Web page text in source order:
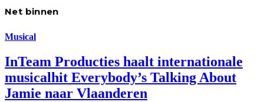
Net binnen
Musical
InTeam Producties haalt internationale
musicalhit Everybody’s Talking About
Jamie naar Vlaanderen